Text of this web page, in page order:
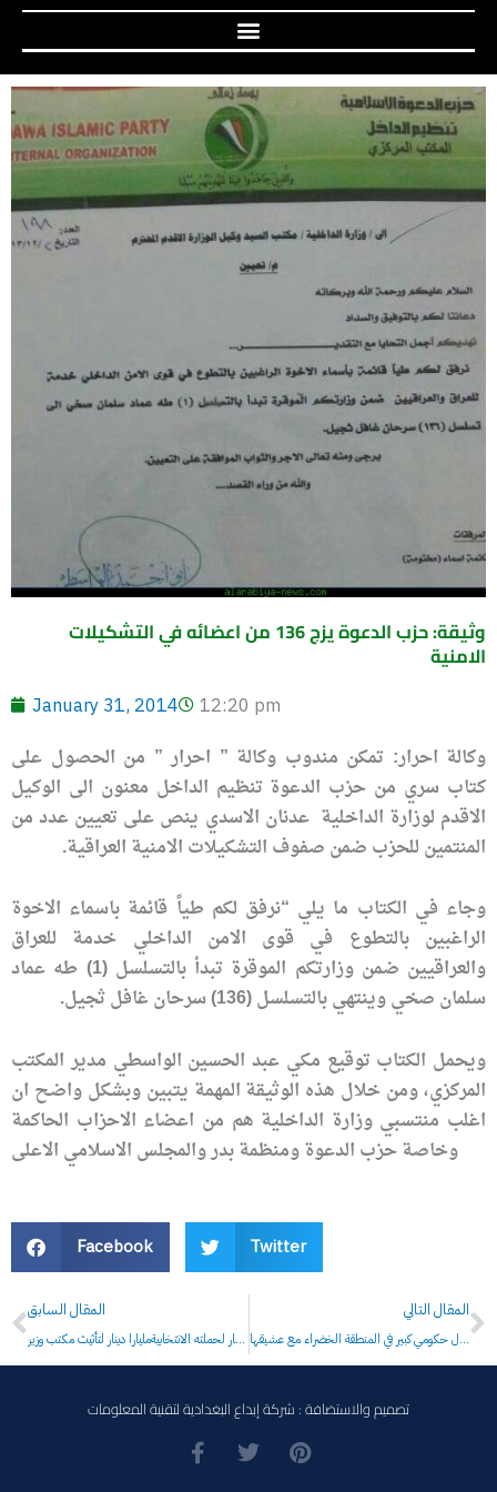
وثيقة: حزب الدعوة يزج 136 من اعضائه في التشكيلات
الامنية
January 31, 2014 12:20 pm
وكالة احرار: تمكن مندوب وكالة ” احرار ” من الحصول على
كتاب سري من حزب الدعوة تنظيم الداخل معنون الى الوكيل
الاقدم لوزارة الداخلية عدنان الاسدي ينص على تعيين عدد من
المنتمين للحزب ضمن صفوف التشكيلات الامنية العراقية.
وجاء في الكتاب ما يلي “نرفق لكم طياً قائمة باسماء الاخوة
الراغبين بالتطوع في قوى الامن الداخلي خدمة للعراق
والعراقيين ضمن وزارتكم الموقرة تبدأ بالتسلسل (1) طه عماد
سلمان صخي وينتهي بالتسلسل (136) سرحان غافل ثجيل.
ويحمل الكتاب توقيع مكي عبد الحسين الواسطي مدير المكتب
المركزي، ومن خلال هذه الوثيقة المهمة يتبين وبشكل واضح ان
اغلب منتسبي وزارة الداخلية هم من اعضاء الاحزاب الحاكمة
وخاصة حزب الدعوة ومنظمة بدر والمجلس الاسلامي الاعلى
Facebook Twitter
Prev
المقال السابق
المالكي يستخدم 26 مليار دينار من تعويضات متضرري الامطار لحملته الانتخابيةمليارا دينار لتأثيث مكتب وزير
المقال التالي
هروب ابنة مسؤول حكومي كبير في المنطقة الخضراء مع عشيقها
تصميم والاستضافة : شركة إبداع البغدادية لتقنية المعلومات
F
a
T P
i